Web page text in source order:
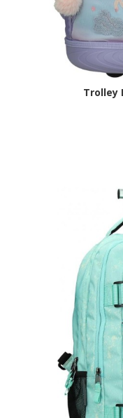
Trolley